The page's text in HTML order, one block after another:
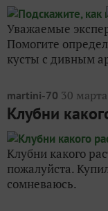
Уважаемые
Помогите
кусты с дивным
martini-70 30
Клубни
Клубни какого
пожалуйста.
сомневаюсь.